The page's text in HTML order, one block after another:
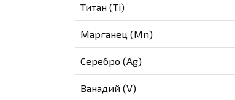
Титан (Ti)
Марганец (Mn)
Серебро (Ag)
Ванадий (V)